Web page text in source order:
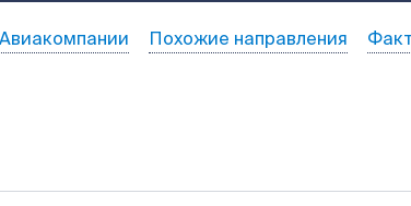
Авиакомпании Похожие направления